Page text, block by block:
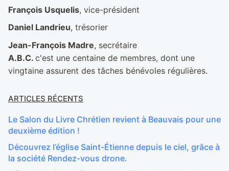
François Usquelis, vice-président
Daniel Landrieu, trésorier
Jean-François Madre, secrétaire
A.B.C. c'est une centaine de membres, dont une
vingtaine assurent des tâches bénévoles régulières.
ARTICLES RÉCENTS
Le Salon du Livre Chrétien revient à Beauvais pour une
deuxième édition !
Découvrez l’église Saint-Étienne depuis le ciel, grâce à
la société Rendez-vous drone.